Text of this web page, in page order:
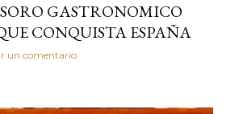
GASTRONOMICO
CONQUISTA ESPAÑA
un comentario